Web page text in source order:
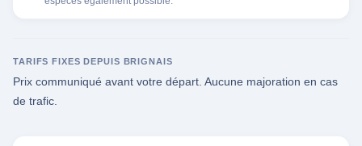
TARIFS FIXES DEPUIS BRIGNAIS
Prix communiqué avant votre départ. Aucune majoration en cas
de trafic.